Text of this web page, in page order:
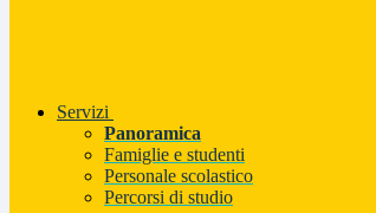
Servizi
Panoramica
Famiglie e studenti
Personale scolastico
Percorsi di studio